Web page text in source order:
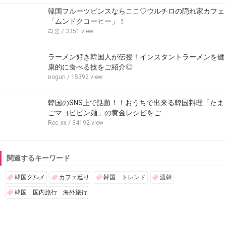
韓国フルーツピンスならここ♡ウルチロの隠れ家カフェ
「ムンドクコーヒー」！
리요 / 3351 view
ラーメン好き韓国人が伝授！インスタントラーメンを健
康的に食べる技をご紹介◎
noguri / 15392 view
韓国のSNS上で話題！！おうちで出来る韓国料理「たま
ごマヨビビン麺」の黄金レシピをご…
Ree_xx / 34192 view
関連するキーワード
韓国グルメ カフェ巡り 韓国 トレンド 渡韓
韓国 国内旅行 海外旅行